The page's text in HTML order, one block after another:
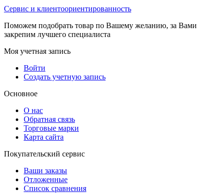
Сервис и клиентоориентированность
Поможем подобрать товар по Вашему желанию, за Вами
закрепим лучшего специалиста
Моя учетная запись
Войти
Создать учетную запись
Основное
О нас
Обратная связь
Торговые марки
Карта сайта
Покупательский сервис
Ваши заказы
Отложенные
Список сравнения